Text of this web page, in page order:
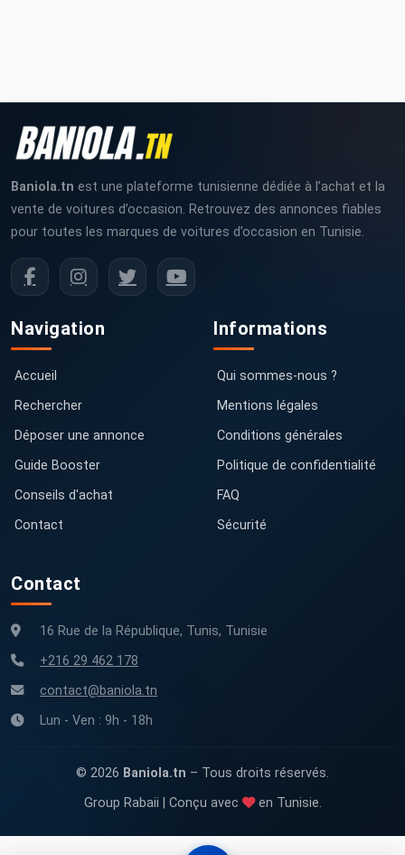
Baniola.tn est une plateforme tunisienne dédiée à l’achat et la
vente de voitures d’occasion. Retrouvez des annonces fiables
pour toutes les marques de voitures d’occasion en Tunisie.
Navigation
Accueil
Rechercher
Déposer une annonce
Guide Booster
Conseils d'achat
Contact
Informations
Qui sommes-nous ?
Mentions légales
Conditions générales
Politique de confidentialité
FAQ
Sécurité
Contact
16 Rue de la République, Tunis, Tunisie
+216 29 462 178
contact@baniola.tn
Lun - Ven : 9h - 18h
© 2026 Baniola.tn – Tous droits réservés.
Group Rabaii | Conçu avec
en Tunisie.